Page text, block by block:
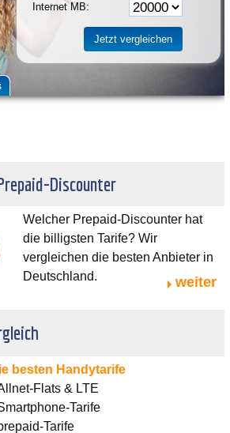
Internet MB:
Discounter
Welcher Prepaid-Discounter hat
die billigsten Tarife? Wir
vergleichen die besten Anbieter in
Deutschland.
weiter
besten Handytarife
Flats & LTE
Tarife
Tarife